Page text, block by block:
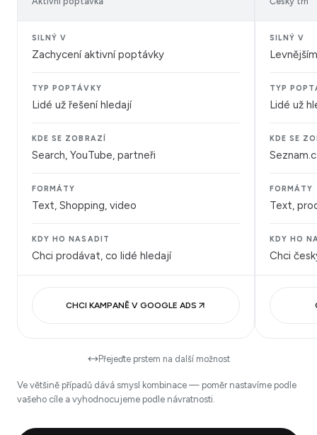
SILNÝ V
Zachycení aktivní poptávky
TYP POPTÁVKY
Lidé už řešení hledají
KDE SE ZOBRAZÍ
Search, YouTube, partneři
FORMÁTY
Text, Shopping, video
KDY HO NASADIT
Chci prodávat, co lidé hledají
CHCI KAMPANĚ V GOOGLE ADS
SILNÝ V
TYP
Lidé už
KDE SE
FORMÁTY
Text,
KDY HO
Chci
Přejeďte prstem na další možnost
Ve většině případů dává smysl kombinace — poměr nastavíme podle
vašeho cíle a vyhodnocujeme podle návratnosti.